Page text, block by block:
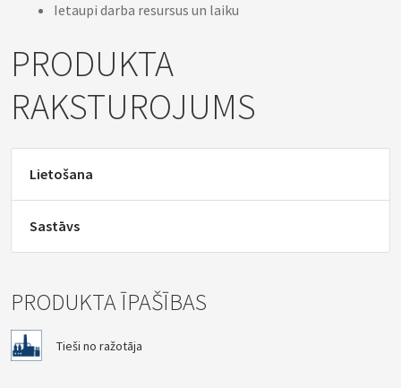
Ietaupi darba resursus un laiku
PRODUKTA
RAKSTUROJUMS
Lietošana
Sastāvs
PRODUKTA ĪPAŠĪBAS
Tieši no ražotāja